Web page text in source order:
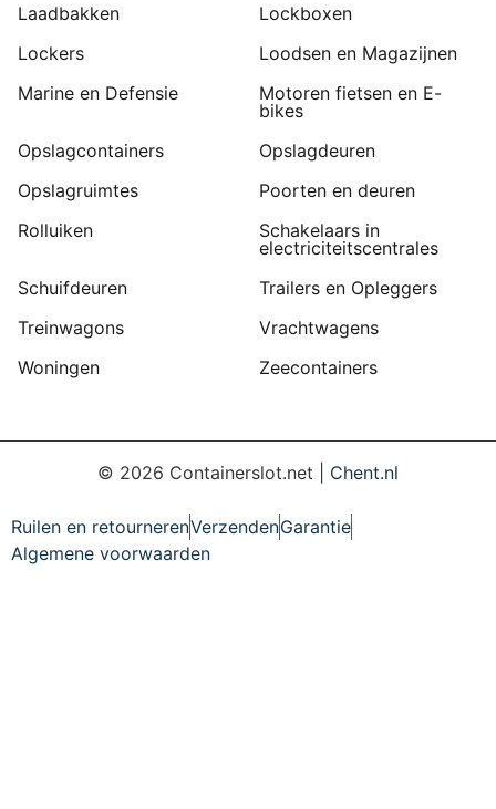
Laadbakken
Lockboxen
Lockers
Loodsen en Magazijnen
Marine en Defensie
Motoren fietsen en E-
bikes
Opslagcontainers
Opslagdeuren
Opslagruimtes
Poorten en deuren
Rolluiken
Schakelaars in
electriciteitscentrales
Schuifdeuren
Trailers en Opleggers
Treinwagons
Vrachtwagens
Woningen
Zeecontainers
© 2026 Containerslot.net | Chent.nl
Ruilen en retournerenVerzendenGarantie
Algemene voorwaarden